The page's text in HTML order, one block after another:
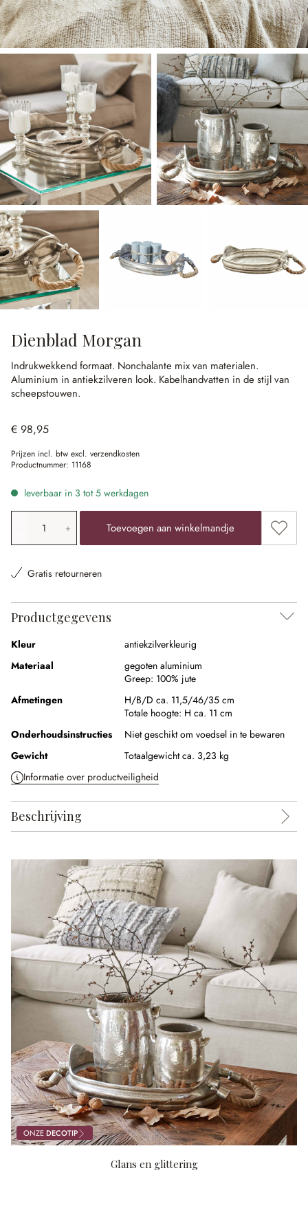
Dienblad Morgan
Indrukwekkend formaat. Nonchalante mix van materialen.
Aluminium in antiekzilveren look. Kabelhandvatten in de stijl van
scheepstouwen.
€ 98,95
Prijzen incl. btw excl. verzendkosten
Productnummer: 11168
leverbaar in 3 tot 5 werkdagen
Producthoeveelheid: voer de gewenste waarde in of
Toevoegen aan winkelmandje
Gratis retourneren
Productgegevens
Kleur
antiekzilverkleurig
Materiaal
gegoten aluminium
Greep: 100% jute
Afmetingen
H/B/D ca. 11,5/46/35 cm
Totale hoogte: H ca. 11 cm
Onderhoudsinstructies
Niet geschikt om voedsel in te bewaren
Gewicht
Totaalgewicht ca. 3,23 kg
Informatie over productveiligheid
Beschrijving
ONZEDECOTIP
Glans en glittering